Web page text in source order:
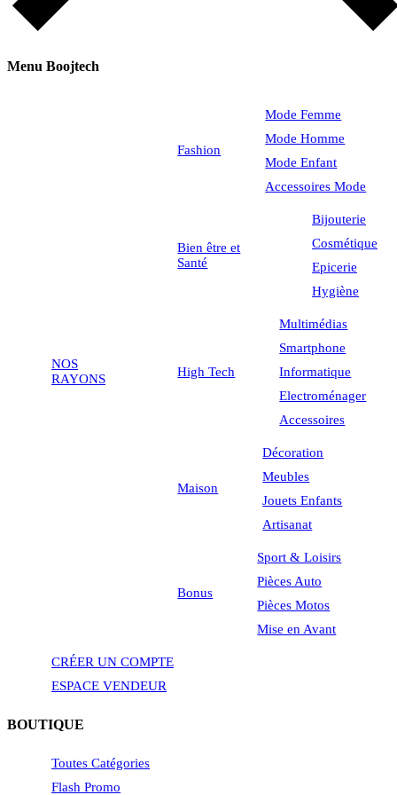
Menu Boojtech
NOS
RAYONS
Fashion
Mode Femme
Mode Homme
Mode Enfant
Accessoires Mode
Bien être et
Santé
Bijouterie
Cosmétique
Epicerie
Hygiène
High Tech
Multimédias
Smartphone
Informatique
Electroménager
Accessoires
Maison
Décoration
Meubles
Jouets Enfants
Artisanat
Bonus
Sport & Loisirs
Pièces Auto
Pièces Motos
Mise en Avant
CRÉER UN COMPTE
ESPACE VENDEUR
BOUTIQUE
Toutes Catégories
Flash Promo